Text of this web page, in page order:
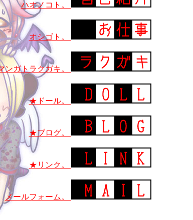
ハオノコト。
オシゴト。
ンガトラクガキ。
★ドール。
★ブログ。
★リンク。
メールフォーム。